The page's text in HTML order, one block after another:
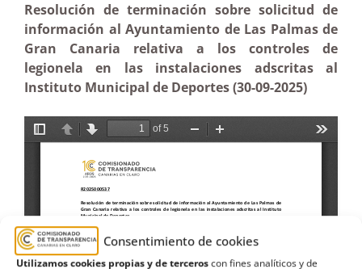
Consentimiento de cookies
Utilizamos cookies propias y de terceroscon fines analíticos y de
Resolución de terminación sobre solicitud de
información al Ayuntamiento de Las Palmas de
Gran Canaria relativa a los controles de
legionela en las instalaciones adscritas al
Instituto Municipal de Deportes (30-09-2025)